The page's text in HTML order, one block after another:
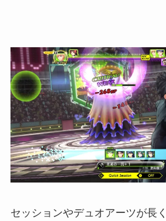
セッションやデュオアーツが長